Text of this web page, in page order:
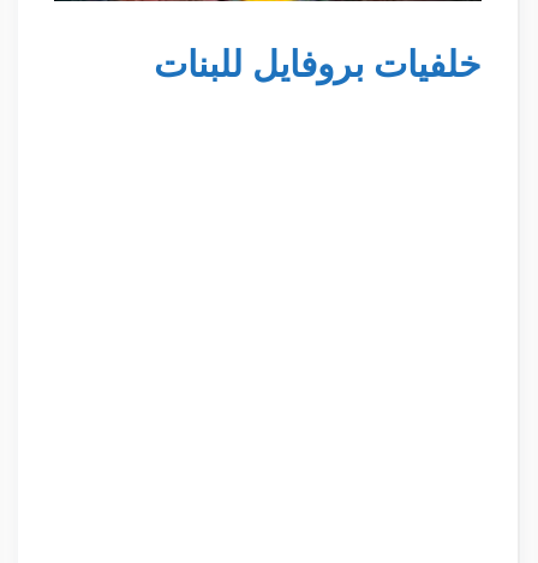
خلفيات بروفايل للبنات